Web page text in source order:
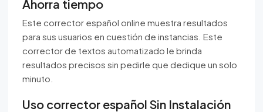
Ahorra tiempo
Este corrector español online muestra resultados
para sus usuarios en cuestión de instancias. Este
corrector de textos automatizado le brinda
resultados precisos sin pedirle que dedique un solo
minuto.
Uso corrector español Sin Instalación